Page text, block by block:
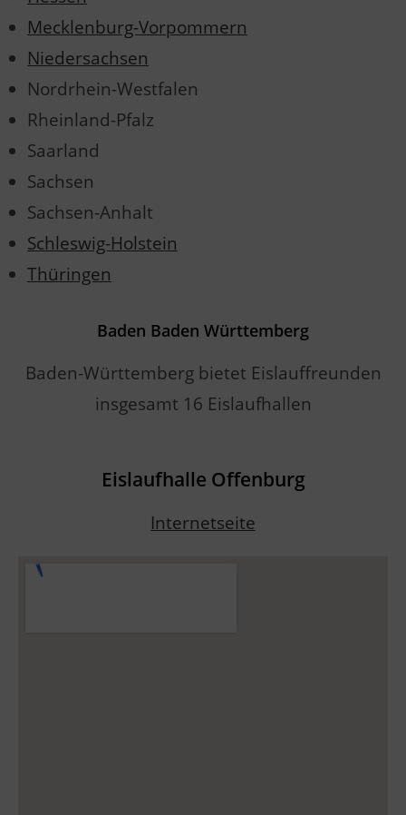
Mecklenburg-Vorpommern
Niedersachsen
Nordrhein-Westfalen
Rheinland-Pfalz
Saarland
Sachsen
Sachsen-Anhalt
Schleswig-Holstein
Thüringen
Baden Baden Württemberg
Baden-Württemberg bietet Eislauffreunden
insgesamt 16 Eislaufhallen
Eislaufhalle Offenburg
Internetseite